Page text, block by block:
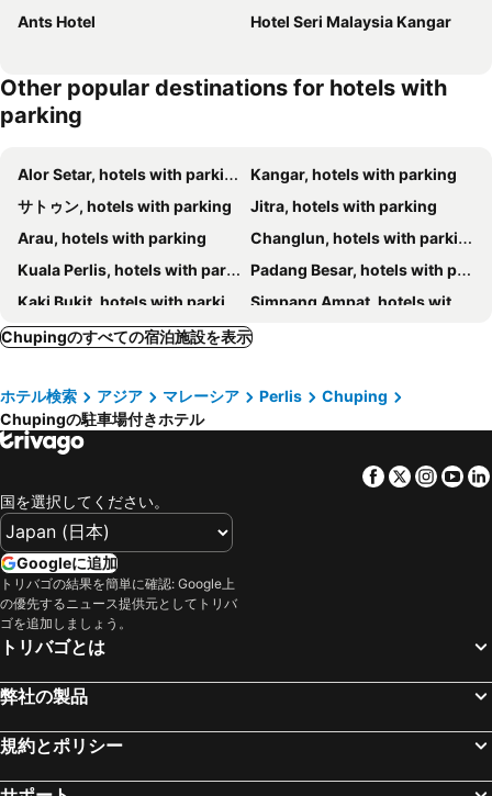
Ants Hotel
Hotel Seri Malaysia Kangar
Other popular destinations for hotels with
parking
Alor Setar, hotels with parking
Kangar, hotels with parking
サトゥン, hotels with parking
Jitra, hotels with parking
Arau, hotels with parking
Changlun, hotels with parking
Kuala Perlis, hotels with parking
Padang Besar, hotels with parking
Kaki Bukit, hotels with parking
Simpang Ampat, hotels with parking
Kuala Nerang, hotels with parking
Bukit Kayu Hitam, hotels with parking
Bukit Air, hotels with parking
Langgar, hotels with parking
Chupingのすべての宿泊施設を表示
ホテル検索 アジア マレーシア Perlis
Chuping
Chupingの駐車場付きホテル
Facebook
Twitter
国を選択してください。
Googleに追加
トリバゴの結果を簡単に確認: Google上
の優先するニュース提供元としてトリバ
ゴを追加しましょう。
トリバゴとは
弊社の製品
規約とポリシー